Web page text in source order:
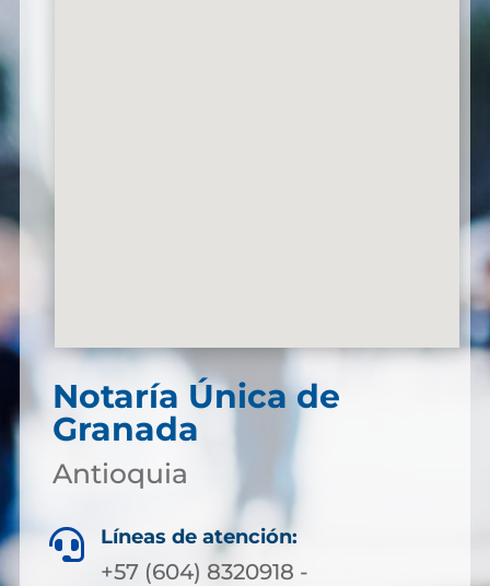
Notaría Única de
Granada
Antioquia
 Líneas de atención:
+57 (604) 8320918 -